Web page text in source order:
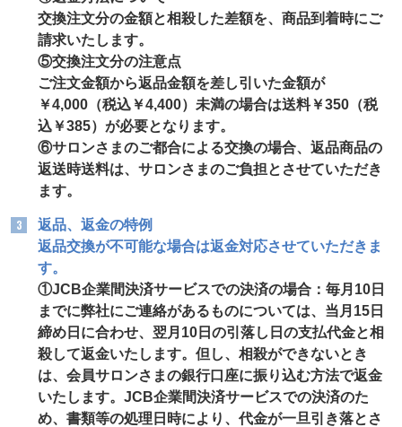
交換注文分の金額と相殺した差額を、商品到着時にご
請求いたします。
⑤交換注文分の注意点
ご注文金額から返品金額を差し引いた金額が
￥4,000（税込￥4,400）未満の場合は送料￥350（税
込￥385）が必要となります。
⑥サロンさまのご都合による交換の場合、返品商品の
返送時送料は、サロンさまのご負担とさせていただき
ます。
返品、返金の特例
返品交換が不可能な場合は返金対応させていただきま
す。
①JCB企業間決済サービスでの決済の場合：毎月10日
までに弊社にご連絡があるものについては、当月15日
締め日に合わせ、翌月10日の引落し日の支払代金と相
殺して返金いたします。但し、相殺ができないとき
は、会員サロンさまの銀行口座に振り込む方法で返金
いたします。JCB企業間決済サービスでの決済のた
め、書類等の処理日時により、代金が一旦引き落とさ